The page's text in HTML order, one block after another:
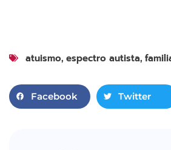
atuismo, espectro autista,
Facebook Twitter